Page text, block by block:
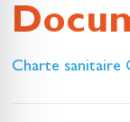
Charte sanitaire